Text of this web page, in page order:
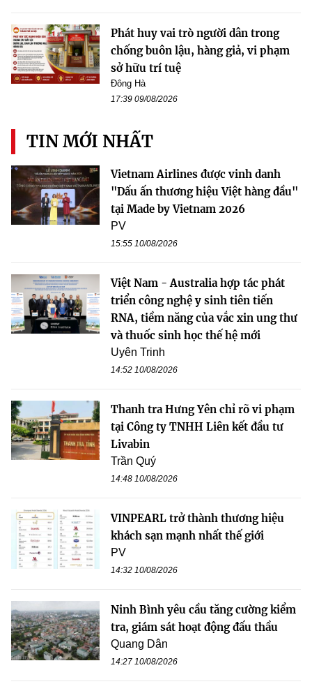
Phát huy vai trò người dân trong
chống buôn lậu, hàng giả, vi phạm
sở hữu trí tuệ
Đông Hà
17:39 09/08/2026
TIN MỚI NHẤT
Vietnam Airlines được vinh danh
"Dấu ấn thương hiệu Việt hàng đầu"
tại Made by Vietnam 2026
PV
15:55 10/08/2026
Việt Nam - Australia hợp tác phát
triển công nghệ y sinh tiên tiến
RNA, tiềm năng của vắc xin ung thư
và thuốc sinh học thế hệ mới
Uyên Trinh
14:52 10/08/2026
Thanh tra Hưng Yên chỉ rõ vi phạm
tại Công ty TNHH Liên kết đầu tư
Livabin
Trần Quý
14:48 10/08/2026
VINPEARL trở thành thương hiệu
khách sạn mạnh nhất thế giới
PV
14:32 10/08/2026
Ninh Bình yêu cầu tăng cường kiểm
tra, giám sát hoạt động đấu thầu
Quang Dân
14:27 10/08/2026